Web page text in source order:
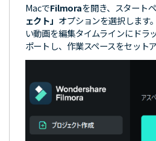
MacでFilmoraを開き、スタート
ェクト」 オプションを選択します
い動画を編集タイムラインにドラ
ポートし、作業スペースをセット